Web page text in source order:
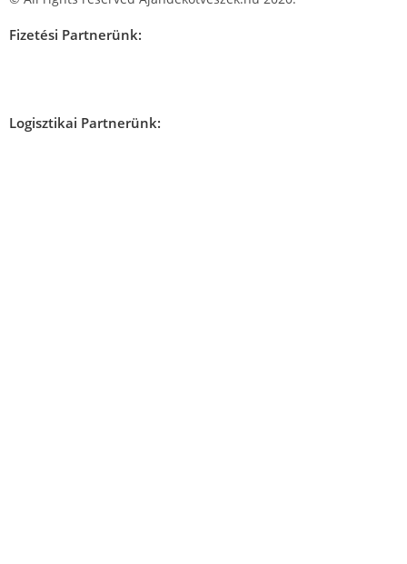
Fizetési Partnerünk:
Logisztikai Partnerünk: